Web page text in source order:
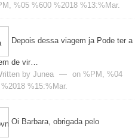
%05 %600 %2018 %13:%Mar.
Depois dessa viagem ja Pode ter a
de vir…
by Junea —
on %PM, %04
%15:%Mar.
Oi Barbara, obrigada pelo